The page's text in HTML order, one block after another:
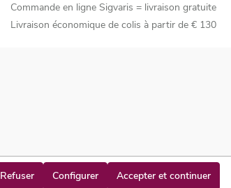
Commande en ligne Sigvaris = livraison gratuite
Livraison économique de colis à partir de € 130
Refuser Configurer Accepter et continuer